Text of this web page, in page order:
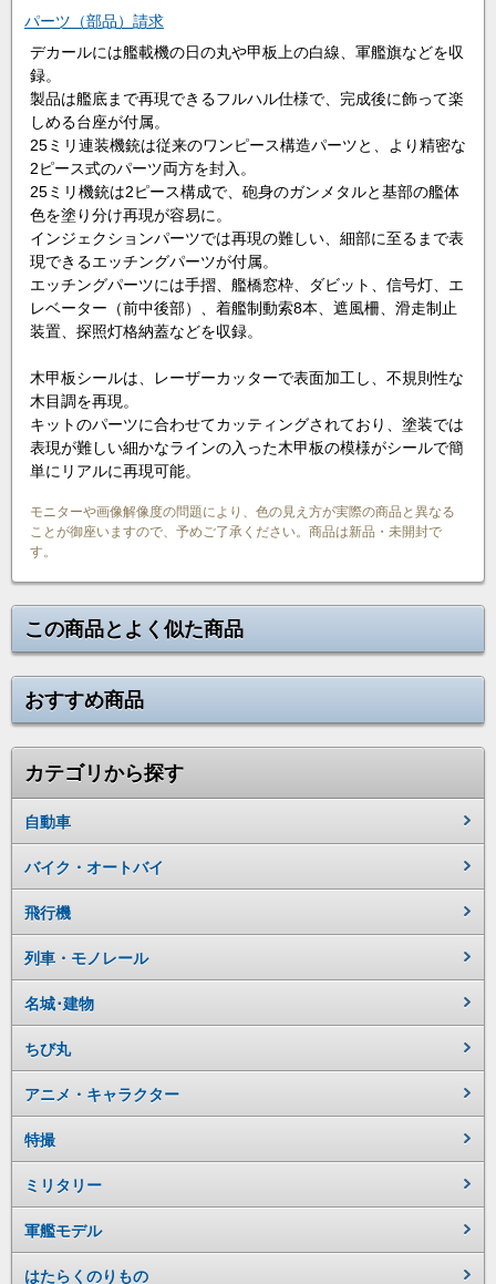
パーツ（部品）請求
デカールには艦載機の日の丸や甲板上の白線、軍艦旗などを収
録。
製品は艦底まで再現できるフルハル仕様で、完成後に飾って楽
しめる台座が付属。
25ミリ連装機銃は従来のワンピース構造パーツと、より精密な
2ピース式のパーツ両方を封入。
25ミリ機銃は2ピース構成で、砲身のガンメタルと基部の艦体
色を塗り分け再現が容易に。
インジェクションパーツでは再現の難しい、細部に至るまで表
現できるエッチングパーツが付属。
エッチングパーツには手摺、艦橋窓枠、ダビット、信号灯、エ
レベーター（前中後部）、着艦制動索8本、遮風柵、滑走制止
装置、探照灯格納蓋などを収録。
木甲板シールは、レーザーカッターで表面加工し、不規則性な
木目調を再現。
キットのパーツに合わせてカッティングされており、塗装では
表現が難しい細かなラインの入った木甲板の模様がシールで簡
単にリアルに再現可能。
モニターや画像解像度の問題により、色の見え方が実際の商品と異なる
ことが御座いますので、予めご了承ください。商品は新品・未開封で
す。
この商品とよく似た商品
おすすめ商品
カテゴリから探す
自動車
バイク・オートバイ
飛行機
列車・モノレール
名城･建物
ちび丸
アニメ・キャラクター
特撮
ミリタリー
軍艦モデル
はたらくのりもの